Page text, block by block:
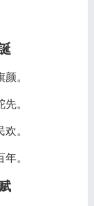
。
。
。
。